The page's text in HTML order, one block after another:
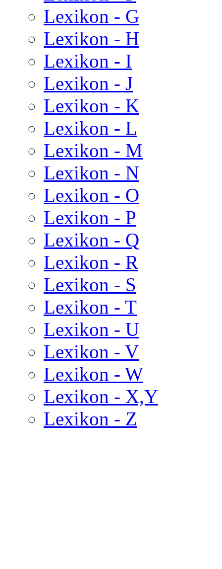
Lexikon - G
Lexikon - H
Lexikon - I
Lexikon - J
Lexikon - K
Lexikon - L
Lexikon - M
Lexikon - N
Lexikon - O
Lexikon - P
Lexikon - Q
Lexikon - R
Lexikon - S
Lexikon - T
Lexikon - U
Lexikon - V
Lexikon - W
Lexikon - X,Y
Lexikon - Z